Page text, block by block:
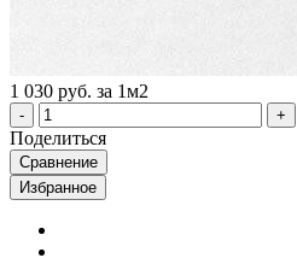
1 030 руб. за 1м2
Поделиться
Сравнение
Избранное